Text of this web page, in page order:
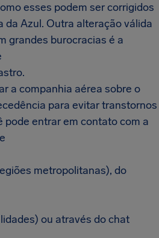
esses podem ser corrigidos
da Azul. Outra alteração válida
grandes burocracias é a
a companhia aérea sobre o
para evitar transtornos
pode entrar em contato com a
metropolitanas), do
ou através do chat